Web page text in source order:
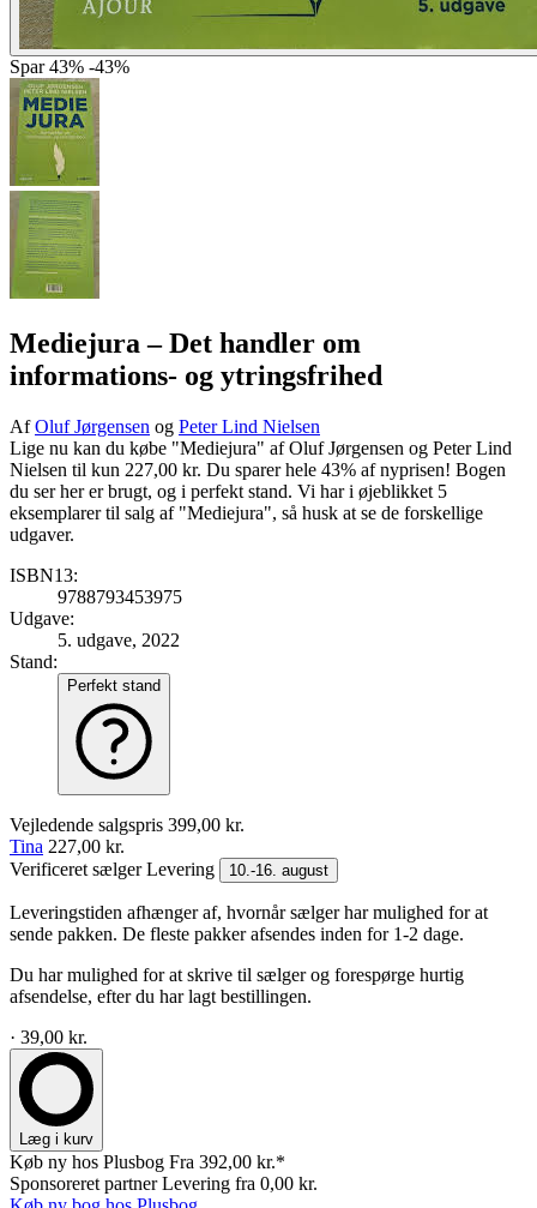
Spar 43% -43%
Mediejura– Det handler om
informations- og ytringsfrihed
AfOluf Jørgensen og Peter Lind Nielsen
Lige nu kan du købe "Mediejura" af Oluf Jørgensen og Peter Lind
Nielsen til kun 227,00 kr. Du sparer hele 43% af nyprisen! Bogen
du ser her er brugt, og i perfekt stand. Vi har i øjeblikket 5
eksemplarer til salg af "Mediejura", så husk at se de forskellige
udgaver.
ISBN13:
9788793453975
Udgave:
5. udgave, 2022
Stand:
Perfekt stand
Vejledende salgspris 399,00 kr.
Tina 227,00 kr.
Verificeret sælgerLevering 10.-16. august
Leveringstiden afhænger af, hvornår sælger har mulighed for at
sende pakken. De fleste pakker afsendes inden for 1-2 dage.
Du har mulighed for at skrive til sælger og forespørge hurtig
afsendelse, efter du har lagt bestillingen.
· 39,00 kr.
Læg i kurv
Køb ny hos Plusbog Fra 392,00 kr.*
Sponsoreret partnerLevering fra 0,00 kr.